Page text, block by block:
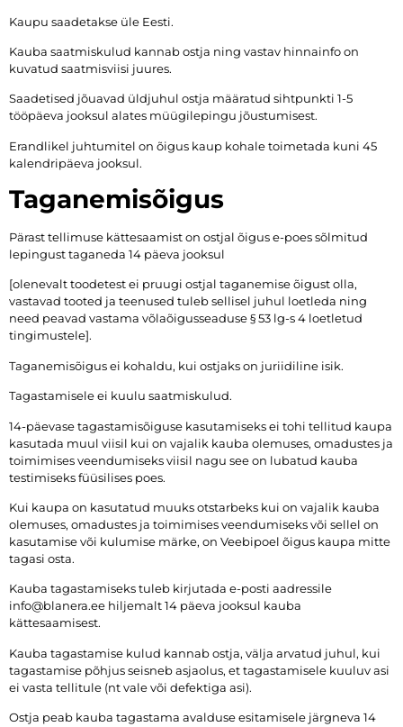
Kaupu saadetakse üle Eesti.
Kauba saatmiskulud kannab ostja ning vastav hinnainfo on
kuvatud saatmisviisi juures.
Saadetised jõuavad üldjuhul ostja määratud sihtpunkti 1-5
tööpäeva jooksul alates müügilepingu jõustumisest.
Erandlikel juhtumitel on õigus kaup kohale toimetada kuni 45
kalendripäeva jooksul.
Taganemisõigus
Pärast tellimuse kättesaamist on ostjal õigus e-poes sõlmitud
lepingust taganeda 14 päeva jooksul
[olenevalt toodetest ei pruugi ostjal taganemise õigust olla,
vastavad tooted ja teenused tuleb sellisel juhul loetleda ning
need peavad vastama võlaõigusseaduse § 53 lg-s 4 loetletud
tingimustele].
Taganemisõigus ei kohaldu, kui ostjaks on juriidiline isik.
Tagastamisele ei kuulu saatmiskulud.
14-päevase tagastamisõiguse kasutamiseks ei tohi tellitud kaupa
kasutada muul viisil kui on vajalik kauba olemuses, omadustes ja
toimimises veendumiseks viisil nagu see on lubatud kauba
testimiseks füüsilises poes.
Kui kaupa on kasutatud muuks otstarbeks kui on vajalik kauba
olemuses, omadustes ja toimimises veendumiseks või sellel on
kasutamise või kulumise märke, on Veebipoel õigus kaupa mitte
tagasi osta.
Kauba tagastamiseks tuleb kirjutada e-posti aadressile
info@blanera.ee hiljemalt 14 päeva jooksul kauba
kättesaamisest.
Kauba tagastamise kulud kannab ostja, välja arvatud juhul, kui
tagastamise põhjus seisneb asjaolus, et tagastamisele kuuluv asi
ei vasta tellitule (nt vale või defektiga asi).
Ostja peab kauba tagastama avalduse esitamisele järgneva 14